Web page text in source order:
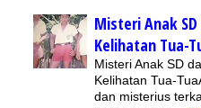
Misteri Anak
Kelihatan Tua-
Misteri Anak SD
Kelihatan Tua-
dan misterius